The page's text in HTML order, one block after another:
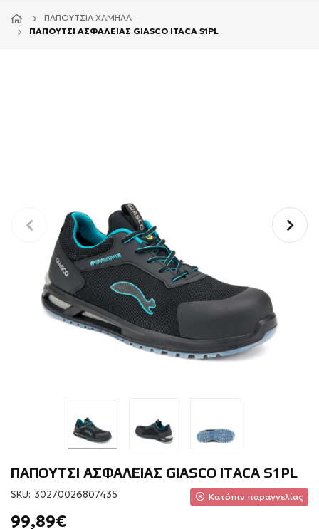
ΠΑΠΟΎΤΣΙΑ ΧΑΜΗΛΆ
ΠΑΠΟΥΤΣΙ ΑΣΦΑΛΕΙΑΣ GIASCO ITACA S1PL
ΠΑΠΟΥΤΣΙ ΑΣΦΑΛΕΙΑΣ GIASCO ITACA S1PL
SKU: 30270026807435 Κατόπιν παραγγελίας
99,89€